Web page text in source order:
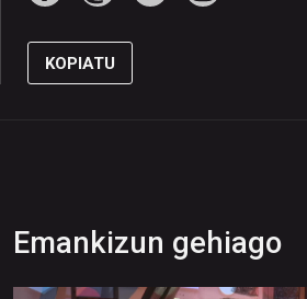
KOPIATU
Emankizun gehiago